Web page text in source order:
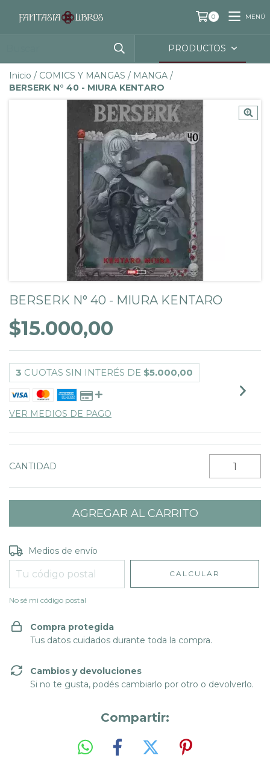
0 MENÚ
PRODUCTOS
Inicio / COMICS Y MANGAS / MANGA /
BERSERK N° 40 - MIURA KENTARO
BERSERK N° 40 - MIURA KENTARO
$15.000,00
3 CUOTAS SIN INTERÉS DE $5.000,00
VER MEDIOS DE PAGO
CANTIDAD
Entregas para el CP:
Medios de envío
CALCULAR
No sé mi código postal
Compra protegida
Tus datos cuidados durante toda la compra.
Cambios y devoluciones
Si no te gusta, podés cambiarlo por otro o devolverlo.
Compartir: